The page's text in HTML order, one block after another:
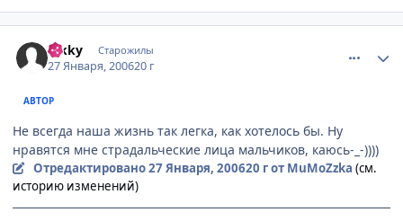
hikky Старожилы
27 Января, 200620 г
АВТОР
Не всегда наша жизнь так легка, как хотелось бы. Ну
нравятся мне страдальческие лица мальчиков, каюсь-_-))))
Отредактировано27 Января, 200620 гот MuMoZzka (см.
историю изменений)